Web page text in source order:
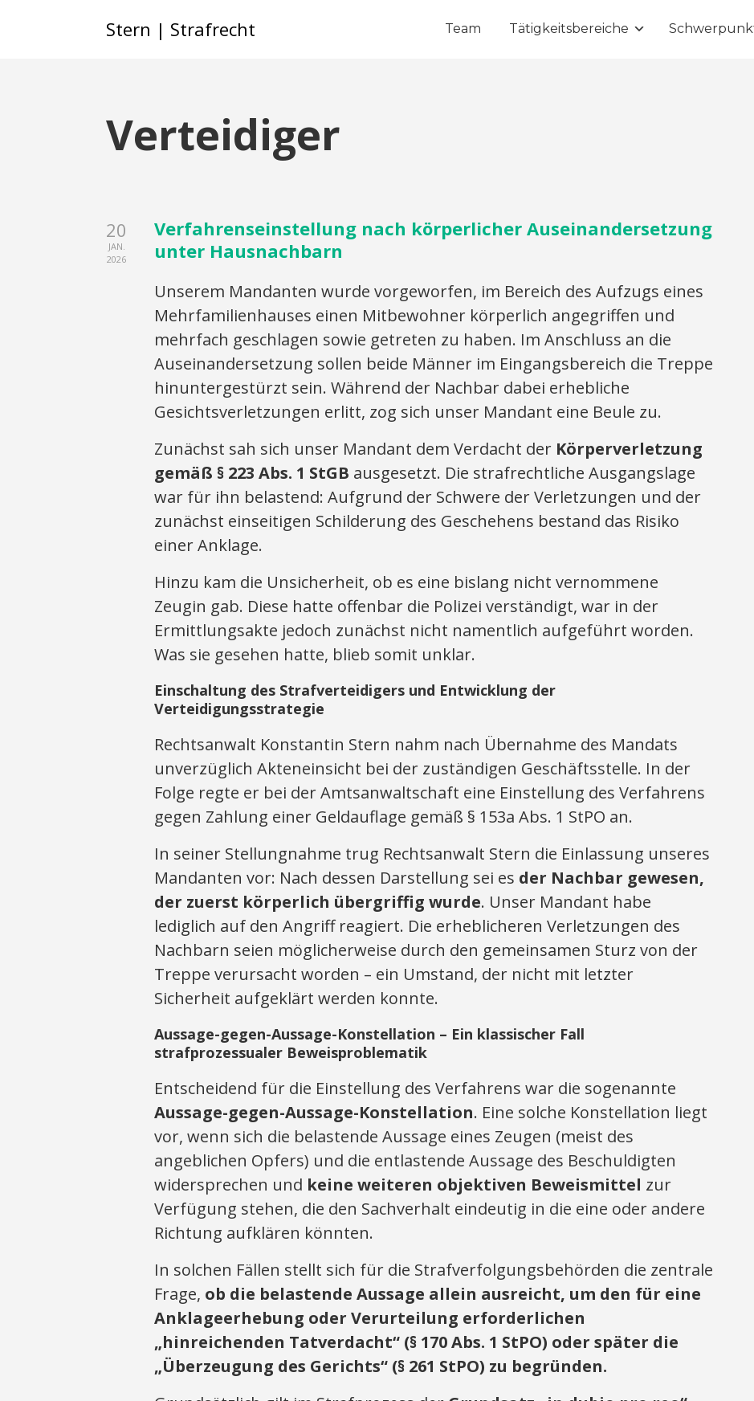
Stern | Strafrecht Team Tätigkeitsbereiche
Verteidiger
20
JAN.
2026
Verfahrenseinstellung nach körperlicher Auseinandersetzung
unter Hausnachbarn
Unserem Mandanten wurde vorgeworfen, im Bereich des Aufzugs eines
Mehrfamilienhauses einen Mitbewohner körperlich angegriffen und
mehrfach geschlagen sowie getreten zu haben. Im Anschluss an die
Auseinandersetzung sollen beide Männer im Eingangsbereich die Treppe
hinuntergestürzt sein. Während der Nachbar dabei erhebliche
Gesichtsverletzungen erlitt, zog sich unser Mandant eine Beule zu.
Zunächst sah sich unser Mandant dem Verdacht der Körperverletzung
gemäß § 223 Abs. 1 StGB ausgesetzt. Die strafrechtliche Ausgangslage
war für ihn belastend: Aufgrund der Schwere der Verletzungen und der
zunächst einseitigen Schilderung des Geschehens bestand das Risiko
einer Anklage.
Hinzu kam die Unsicherheit, ob es eine bislang nicht vernommene
Zeugin gab. Diese hatte offenbar die Polizei verständigt, war in der
Ermittlungsakte jedoch zunächst nicht namentlich aufgeführt worden.
Was sie gesehen hatte, blieb somit unklar.
Einschaltung des Strafverteidigers und Entwicklung der
Verteidigungsstrategie
Rechtsanwalt Konstantin Stern nahm nach Übernahme des Mandats
unverzüglich Akteneinsicht bei der zuständigen Geschäftsstelle. In der
Folge regte er bei der Amtsanwaltschaft eine Einstellung des Verfahrens
gegen Zahlung einer Geldauflage gemäß § 153a Abs. 1 StPO an.
In seiner Stellungnahme trug Rechtsanwalt Stern die Einlassung unseres
Mandanten vor: Nach dessen Darstellung sei es der Nachbar gewesen,
der zuerst körperlich übergriffig wurde. Unser Mandant habe
lediglich auf den Angriff reagiert. Die erheblicheren Verletzungen des
Nachbarn seien möglicherweise durch den gemeinsamen Sturz von der
Treppe verursacht worden – ein Umstand, der nicht mit letzter
Sicherheit aufgeklärt werden konnte.
Aussage-gegen-Aussage-Konstellation – Ein klassischer Fall
strafprozessualer Beweisproblematik
Entscheidend für die Einstellung des Verfahrens war die sogenannte
Aussage-gegen-Aussage-Konstellation. Eine solche Konstellation liegt
vor, wenn sich die belastende Aussage eines Zeugen (meist des
angeblichen Opfers) und die entlastende Aussage des Beschuldigten
widersprechen und keine weiteren objektiven Beweismittel zur
Verfügung stehen, die den Sachverhalt eindeutig in die eine oder andere
Richtung aufklären könnten.
In solchen Fällen stellt sich für die Strafverfolgungsbehörden die zentrale
Frage, ob die belastende Aussage allein ausreicht, um den für eine
Anklageerhebung oder Verurteilung erforderlichen
„hinreichenden Tatverdacht“ (§ 170 Abs. 1 StPO) oder später die
„Überzeugung des Gerichts“ (§ 261 StPO) zu begründen.